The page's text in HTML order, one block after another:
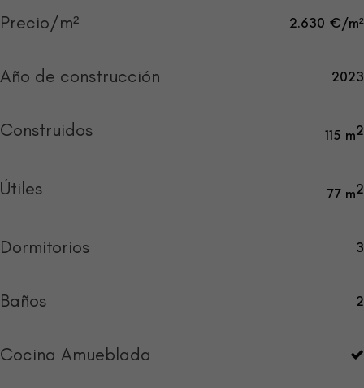
Precio/m² 2.630 €/m²
Año de construcción 2023
Construidos 115 m2
Útiles 77 m2
Dormitorios 3
Baños 2
Cocina Amueblada